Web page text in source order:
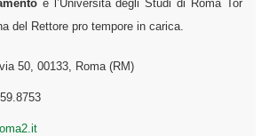
è l’Università degli Studi di Roma Tor
del Rettore pro tempore in carica.
50, 00133, Roma (RM)